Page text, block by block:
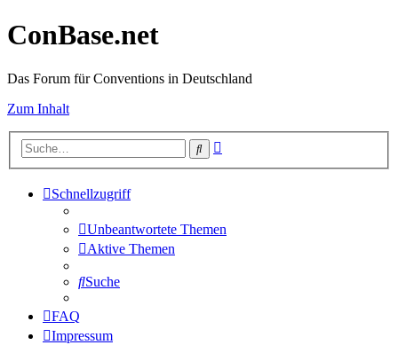
ConBase.net
Das Forum für Conventions in Deutschland
Zum Inhalt
Suche
Schnellzugriff
Unbeantwortete Themen
Aktive Themen
Suche
FAQ
Impressum